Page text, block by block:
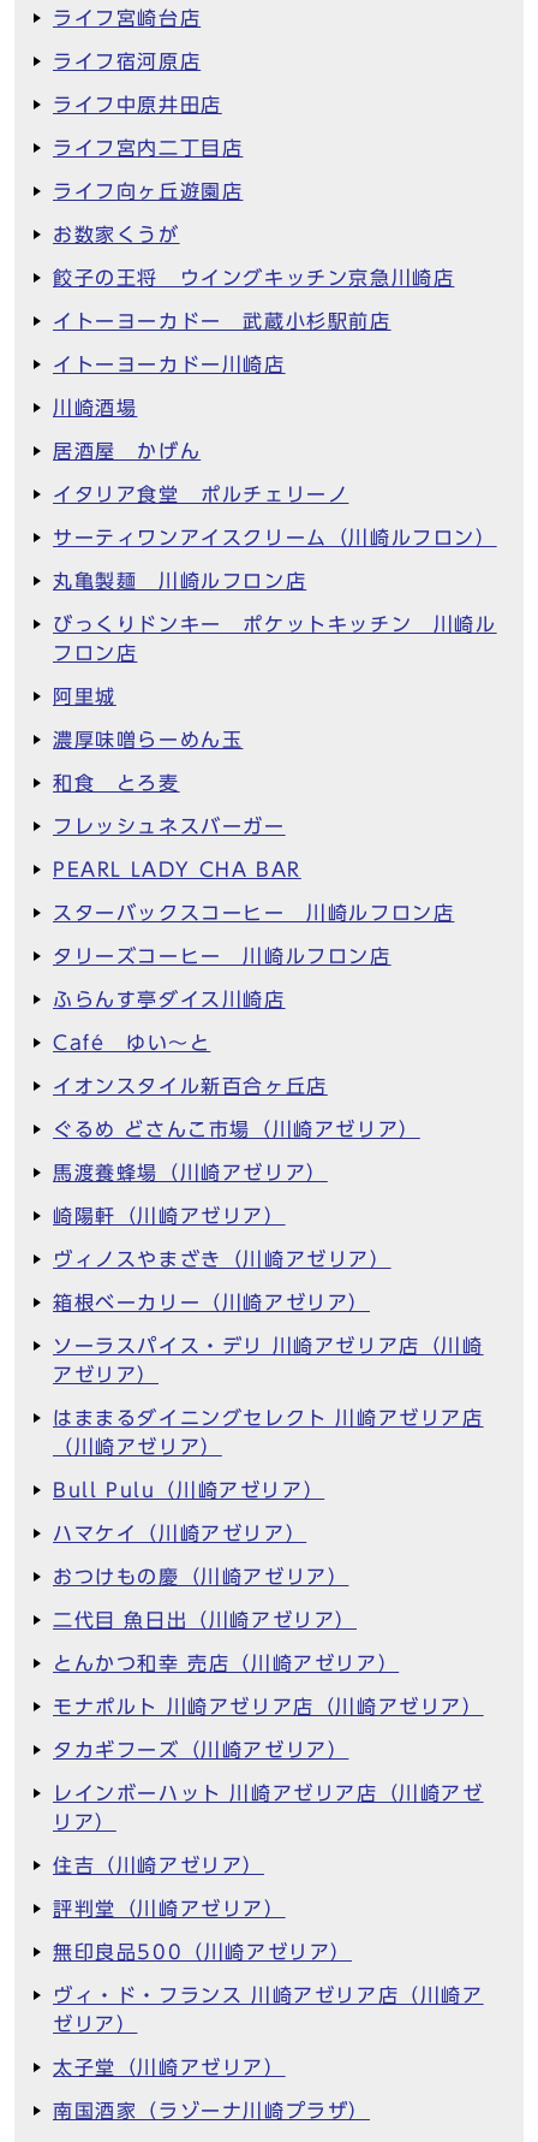
ライフ宮崎台店
ライフ宿河原店
ライフ中原井田店
ライフ宮内二丁目店
ライフ向ヶ丘遊園店
お数家くうが
餃子の王将 ウイングキッチン京急川崎店
イトーヨーカドー 武蔵小杉駅前店
イトーヨーカドー川崎店
川崎酒場
居酒屋 かげん
イタリア食堂 ポルチェリーノ
サーティワンアイスクリーム（川崎ルフロン）
丸亀製麺 川崎ルフロン店
びっくりドンキー ポケットキッチン 川崎ル
フロン店
阿里城
濃厚味噌らーめん玉
和食 とろ麦
フレッシュネスバーガー
PEARL LADY CHA BAR
スターバックスコーヒー 川崎ルフロン店
タリーズコーヒー 川崎ルフロン店
ふらんす亭ダイス川崎店
Café ゆい～と
イオンスタイル新百合ヶ丘店
ぐるめ どさんこ市場（川崎アゼリア）
馬渡養蜂場（川崎アゼリア）
崎陽軒（川崎アゼリア）
ヴィノスやまざき（川崎アゼリア）
箱根ベーカリー（川崎アゼリア）
ソーラスパイス・デリ 川崎アゼリア店（川崎
アゼリア）
はままるダイニングセレクト 川崎アゼリア店
（川崎アゼリア）
Bull Pulu（川崎アゼリア）
ハマケイ（川崎アゼリア）
おつけもの慶（川崎アゼリア）
二代目 魚日出（川崎アゼリア）
とんかつ和幸 売店（川崎アゼリア）
モナポルト 川崎アゼリア店（川崎アゼリア）
タカギフーズ（川崎アゼリア）
レインボーハット 川崎アゼリア店（川崎アゼ
リア）
住吉（川崎アゼリア）
評判堂（川崎アゼリア）
無印良品500（川崎アゼリア）
ヴィ・ド・フランス 川崎アゼリア店（川崎ア
ゼリア）
太子堂（川崎アゼリア）
南国酒家（ラゾーナ川崎プラザ）